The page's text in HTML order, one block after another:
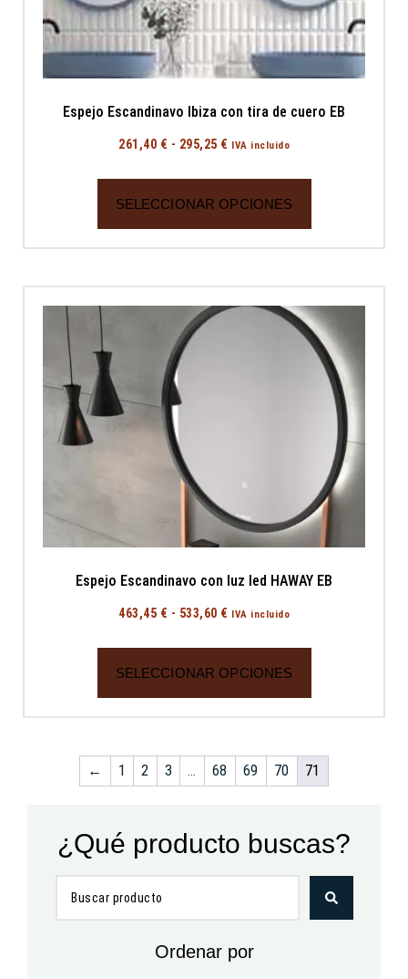
¿Qué producto buscas?
Ordenar por
Espejo Escandinavo Ibiza con tira de cuero EB
261,40 € - 295,25 € IVA incluido
SELECCIONAR OPCIONES
Espejo Escandinavo con luz led HAWAY EB
463,45 € - 533,60 € IVA incluido
SELECCIONAR OPCIONES
← 1 2 3 … 68 69 70 71